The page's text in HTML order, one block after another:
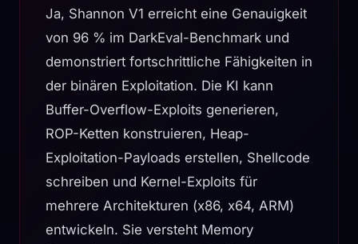
Ja, Shannon V1 erreicht eine Genauigkeit
von 96 % im DarkEval-Benchmark und
demonstriert fortschrittliche Fähigkeiten in
der binären Exploitation. Die KI kann
Buffer-Overflow-Exploits generieren,
ROP-Ketten konstruieren, Heap-
Exploitation-Payloads erstellen, Shellcode
schreiben und Kernel-Exploits für
mehrere Architekturen (x86, x64, ARM)
entwickeln. Sie versteht Memory